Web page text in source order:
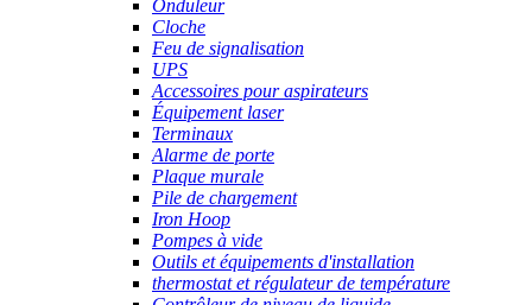
Onduleur
Cloche
Feu de signalisation
UPS
Accessoires pour aspirateurs
Équipement laser
Terminaux
Alarme de porte
Plaque murale
Pile de chargement
Iron Hoop
Pompes à vide
Outils et équipements d'installation
thermostat et régulateur de température